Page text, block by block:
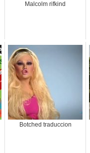
Malcolm rifkind
Botched traduccion